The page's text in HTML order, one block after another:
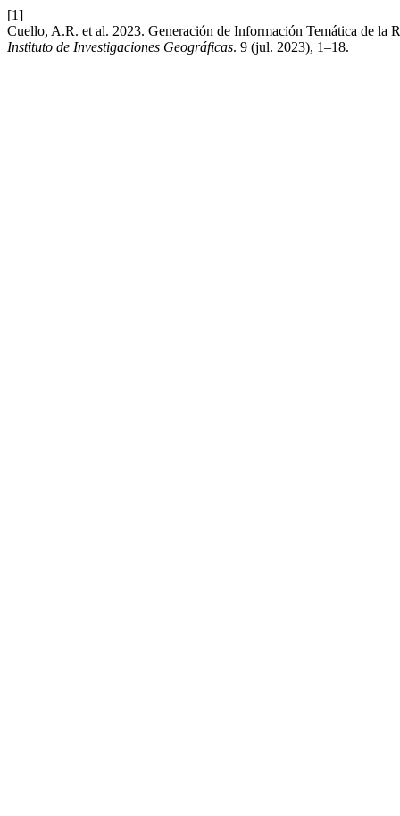
[1]
Cuello, A.R. et al. 2023. Generación de Información Temática de la
Instituto de Investigaciones Geográficas. 9 (jul. 2023), 1–18.